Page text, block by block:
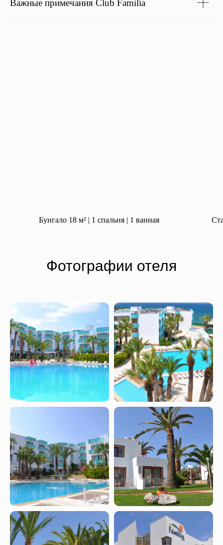
Важные примечания Club Familia
Бунгало 18 м² | 1 спальня | 1 ванная
Фотографии отеля